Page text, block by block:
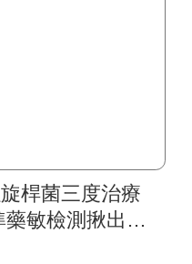
桿菌三度治療
敏檢測揪出抗